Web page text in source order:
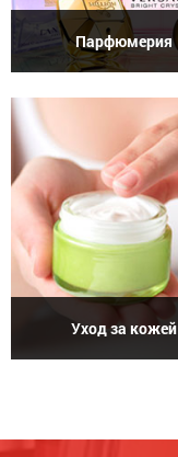
Парфюмерия
Уход за кожей